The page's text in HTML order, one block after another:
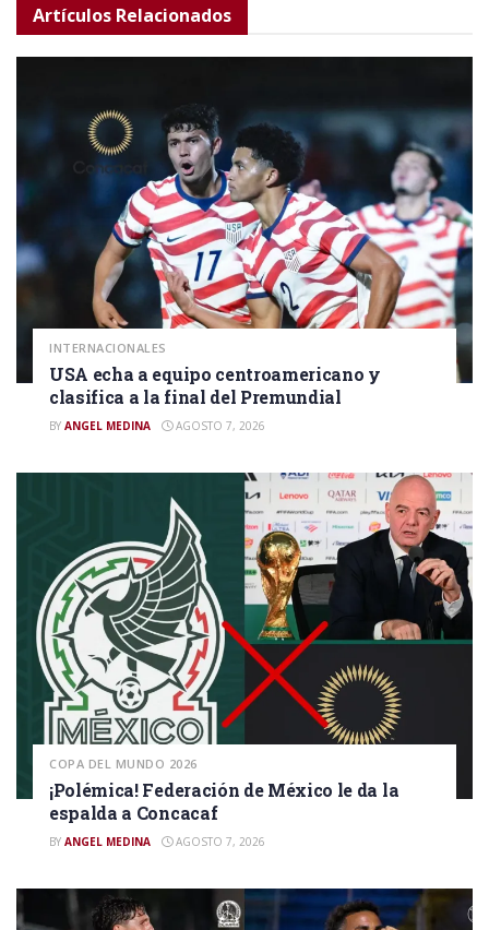
Artículos Relacionados
INTERNACIONALES
USA echa a equipo centroamericano y
clasifica a la final del Premundial
BY ANGEL MEDINA AGOSTO 7, 2026
COPA DEL MUNDO 2026
¡Polémica! Federación de México le da la
espalda a Concacaf
BY ANGEL MEDINA AGOSTO 7, 2026